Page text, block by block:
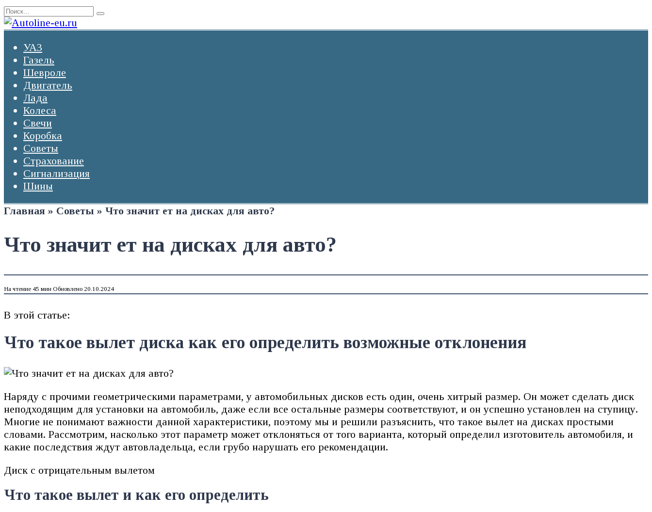
Перейти
к
содержанию
Search
for:
УАЗ
Газель
Шевроле
Двигатель
Лада
Колеса
Свечи
Коробка
Советы
Страхование
Сигнализация
Шины
Главная » Советы » Что значит ет на дисках для авто?
Что значит ет на дисках для авто?
На чтение 45 мин Обновлено 20.10.2024
В этой статье:
Что такое вылет диска как его определить возможные отклонения
Наряду с прочими геометрическими параметрами, у автомобильных дисков есть один, очень хитрый размер. Он может сделать диск
неподходящим для установки на автомобиль, даже если все остальные размеры соответствуют, и он успешно установлен на ступицу.
Многие не понимают важности данной характеристики, поэтому мы и решили разъяснить, что такое вылет на дисках простыми
словами. Рассмотрим, насколько этот параметр может отклоняться от того варианта, который определил изготовитель автомобиля, и
какие последствия ждут автовладельца, если грубо нарушать его рекомендации.
Диск с отрицательным вылетом
Что такое вылет и как его определить